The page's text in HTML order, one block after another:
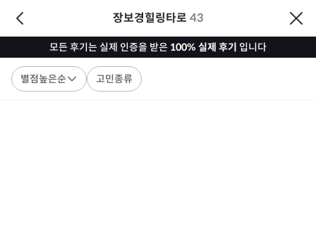
장보경힐링타로 43
모든 후기는 실제 인증을 받은 100% 실제 후기 입니다
별점높은순 고민종류